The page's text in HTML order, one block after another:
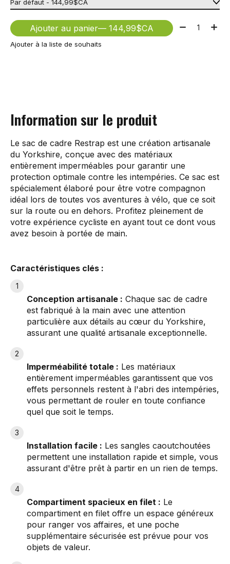
Ajouter au panier — 144,99$CA Quantité:
Ajouter à la liste de souhaits
Information sur le produit
Le sac de cadre Restrap est une création artisanale
du Yorkshire, conçue avec des matériaux
entièrement imperméables pour garantir une
protection optimale contre les intempéries. Ce sac est
spécialement élaboré pour être votre compagnon
idéal lors de toutes vos aventures à vélo, que ce soit
sur la route ou en dehors. Profitez pleinement de
votre expérience cycliste en ayant tout ce dont vous
avez besoin à portée de main.
Caractéristiques clés :
Conception artisanale : Chaque sac de cadre
est fabriqué à la main avec une attention
particulière aux détails au cœur du Yorkshire,
assurant une qualité artisanale exceptionnelle.
Imperméabilité totale : Les matériaux
entièrement imperméables garantissent que vos
effets personnels restent à l'abri des intempéries,
vous permettant de rouler en toute confiance
quel que soit le temps.
Installation facile : Les sangles caoutchoutées
permettent une installation rapide et simple, vous
assurant d'être prêt à partir en un rien de temps.
Compartiment spacieux en filet : Le
compartiment en filet offre un espace généreux
pour ranger vos affaires, et une poche
supplémentaire sécurisée est prévue pour vos
objets de valeur.